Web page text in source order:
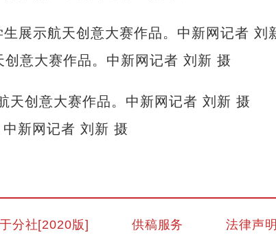
意大赛作品。中新网记者 刘新 摄
新网记者 刘新 摄
分社[2020版] 供稿服务 法律声明